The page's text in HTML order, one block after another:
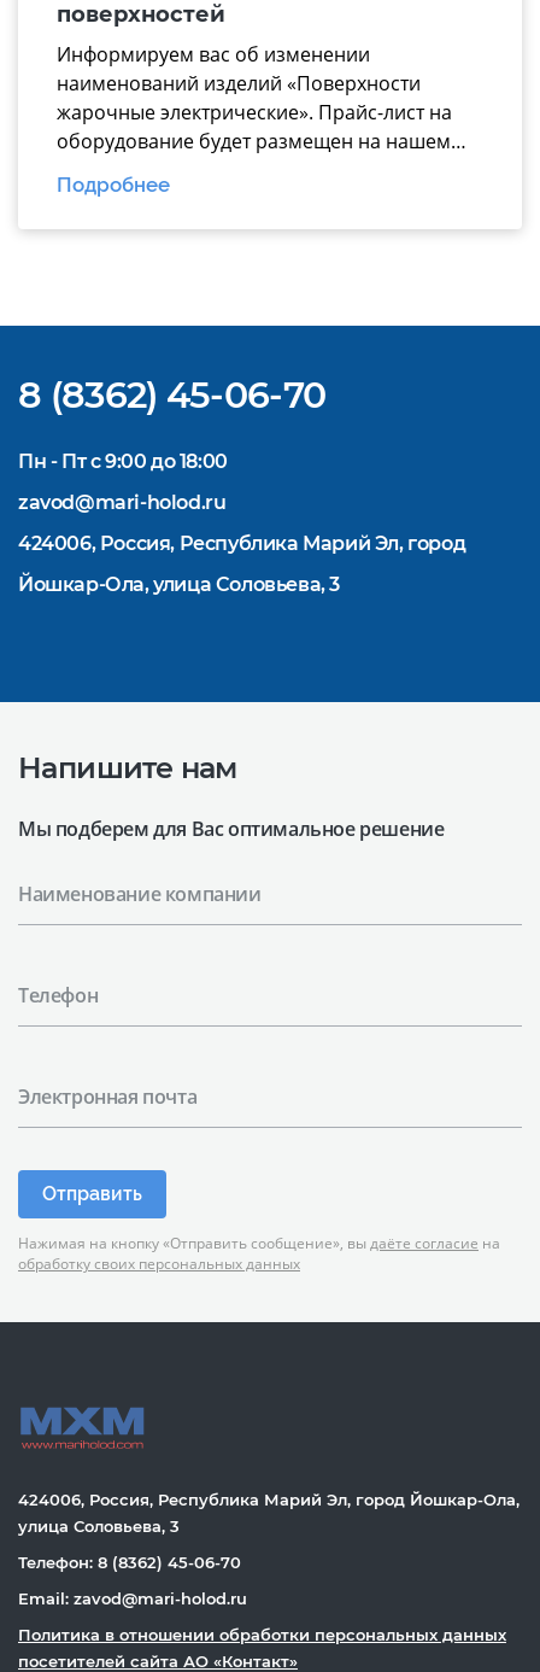
презентацию вошли ключевые модули для
эффективной комплектации горячего […]
поверхностей
Информируем вас об изменении
наименований изделий «Поверхности
жарочные электрические». Прайс-лист на
оборудование будет размещен на нашем
официальном
сайте https://www.mariholod.com/ в
Дилерском разделе «Прайсы».
Подробнее
8 (8362) 45-06-70
Пн - Пт с 9:00 до 18:00
zavod@mari-holod.ru
424006, Россия, Республика Марий Эл, город
Йошкар-Ола, улица Соловьева, 3
Напишите нам
Мы подберем для Вас оптимальное решение
Наименование компании
Телефон
Электронная почта
Отправить
Нажимая на кнопку «Отправить сообщение», вы даёте согласие на
обработку своих персональных данных
424006, Россия, Республика Марий Эл, город Йошкар-Ола,
улица Соловьева, 3
Телефон: 8 (8362) 45-06-70
Email: zavod@mari-holod.ru
Политика в отношении обработки персональных данных
посетителей сайта АО «Контакт»